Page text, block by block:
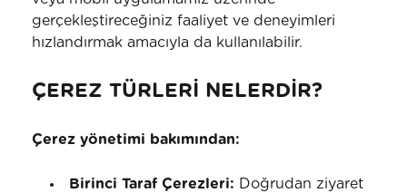
gerçekleştireceğiniz faaliyet ve deneyimleri
hızlandırmak amacıyla da kullanılabilir.
ÇEREZ TÜRLERİ NELERDİR?
Çerez yönetimi bakımından:
Birinci Taraf Çerezleri: Doğrudan ziyaret